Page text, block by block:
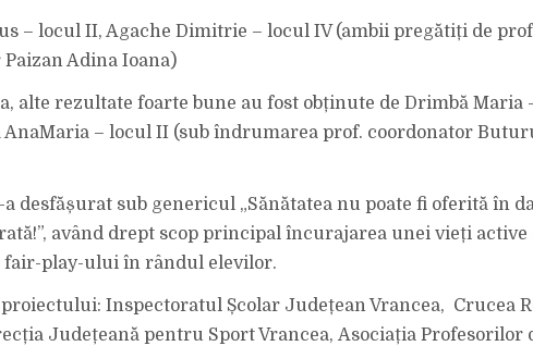
– locul II, Agache Dimitrie – locul IV (ambii pregătiți de
Adina Ioana)
alte rezultate foarte bune au fost obținute de Drimbă Maria
AnaMaria – locul II (sub îndrumarea prof. coordonator
desfășurat sub genericul „Sănătatea nu poate fi oferită în
având drept scop principal încurajarea unei vieți active
fair-play-ului în rândul elevilor.
Inspectoratul Școlar Județean Vrancea, Crucea
Județeană pentru Sport Vrancea, Asociația Profesorilor